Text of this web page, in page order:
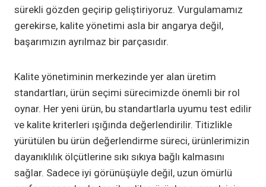
sürekli gözden geçirip geliştiriyoruz. Vurgulamamız
gerekirse, kalite yönetimi asla bir angarya değil,
başarımızın ayrılmaz bir parçasıdır.
Kalite yönetiminin merkezinde yer alan üretim
standartları, ürün seçimi sürecimizde önemli bir rol
oynar. Her yeni ürün, bu standartlarla uyumu test edilir
ve kalite kriterleri ışığında değerlendirilir. Titizlikle
yürütülen bu ürün değerlendirme süreci, ürünlerimizin
dayanıklılık ölçütlerine sıkı sıkıya bağlı kalmasını
sağlar. Sadece iyi görünüşüyle değil, uzun ömürlü